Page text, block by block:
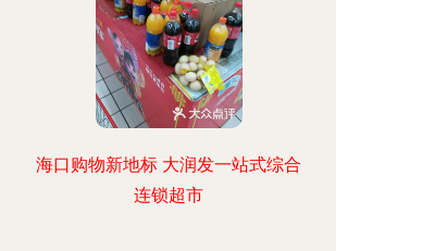
海口购物新地标 大润发一站式综合
连锁超市